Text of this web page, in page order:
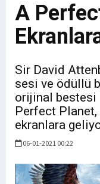
A
Sir David
sesi ve ödüllü
orijinal
Perfect Planet,
ekranlara
06-01-2021 00:22